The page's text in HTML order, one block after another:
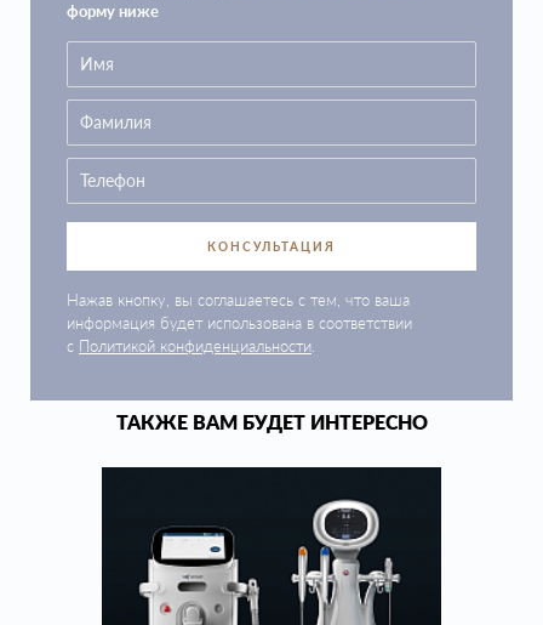
форму ниже
КОНСУЛЬТАЦИЯ
Нажав кнопку, вы соглашаетесь с тем, что ваша
информация будет использована в соответствии
с Политикой конфиденциальности
ТАКЖЕ ВАМ БУДЕТ ИНТЕРЕСНО